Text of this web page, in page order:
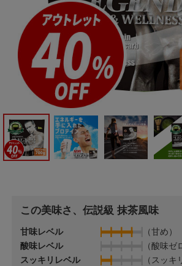
この美味さ、伝説級 抹茶風味
甘味レベル
（甘め）
酸味レベル
（酸味ゼ
スッキリレベル
（スッキ